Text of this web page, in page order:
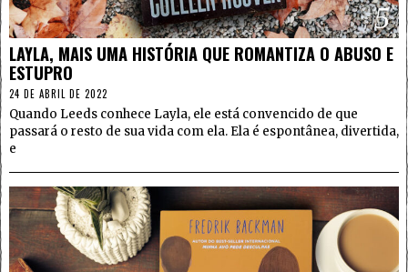
5
LAYLA, MAIS UMA HISTÓRIA QUE ROMANTIZA O ABUSO E
ESTUPRO
24 DE ABRIL DE 2022
Quando Leeds conhece Layla, ele está convencido de que
passará o resto de sua vida com ela. Ela é espontânea, divertida,
e